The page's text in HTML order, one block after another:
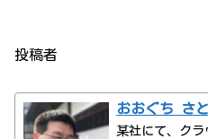
投稿者
おおぐち さ
某社にて、ク